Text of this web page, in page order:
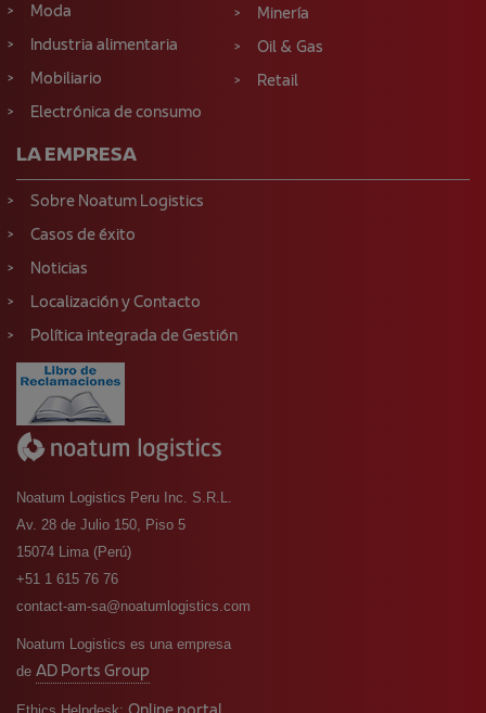
Moda
Industria alimentaria
Mobiliario
Electrónica de consumo
Minería
Oil & Gas
Retail
LA EMPRESA
Sobre Noatum Logistics
Casos de éxito
Noticias
Localización y Contacto
Política integrada de Gestión
Noatum Logistics Peru Inc. S.R.L.
Av. 28 de Julio 150, Piso 5
15074 Lima (Perú)
+51 1 615 76 76
contact-am-sa@noatumlogistics.com
Noatum Logistics es una empresa
de AD Ports Group